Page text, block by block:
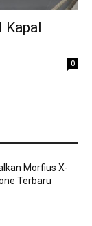
Kapal
0
Morfius X-
Terbaru